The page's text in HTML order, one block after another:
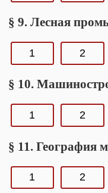
§ 9. Лесная
1 2
§ 10.
1 2
§ 11. География
1 2